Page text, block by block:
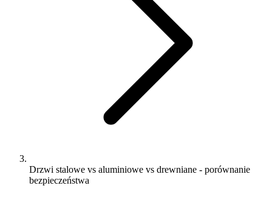
Drzwi stalowe vs aluminiowe vs drewniane - porównanie
bezpieczeństwa